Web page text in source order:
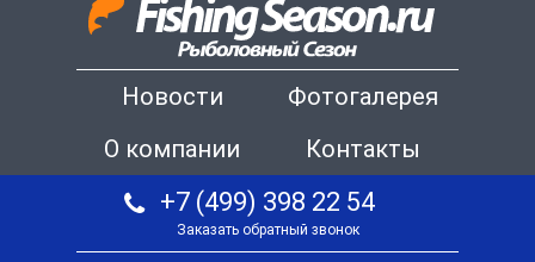
Новости
Фотогалерея
О компании
Контакты
+7 (499) 398 22 54
Заказать обратный звонок